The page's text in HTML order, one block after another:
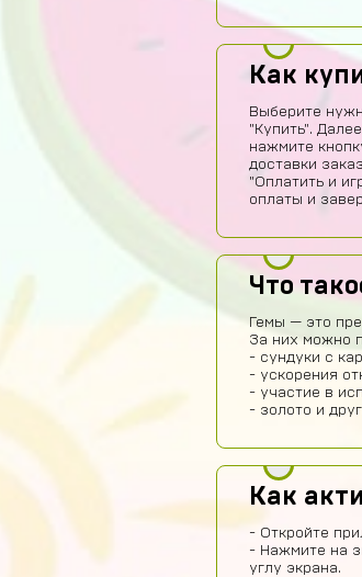
Как
Выберите
"Купить".
нажмите
доставки
"Оплатить и
оплаты и
Что
Гемы — это
За них можно
- сундуки с
- ускорения
- участие в
- золото и
Как
- Откройте
- Нажмите на
углу экрана.